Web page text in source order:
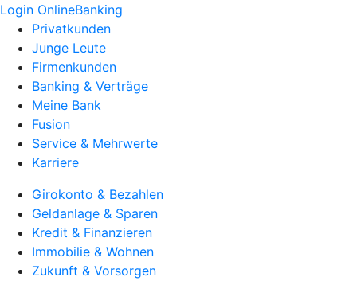
Login OnlineBanking
Privatkunden
Junge Leute
Firmenkunden
Banking & Verträge
Meine Bank
Fusion
Service & Mehrwerte
Karriere
Girokonto & Bezahlen
Geldanlage & Sparen
Kredit & Finanzieren
Immobilie & Wohnen
Zukunft & Vorsorgen